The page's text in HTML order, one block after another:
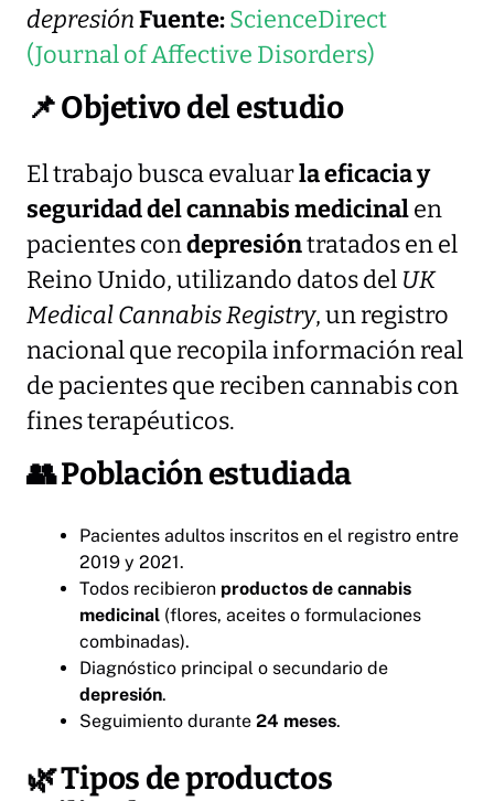
depresiónFuente:ScienceDirect
(Journal of Affective Disorders)
📌Objetivo del estudio
El trabajo busca evaluarla eficacia y
seguridad del cannabis medicinalen
pacientes condepresióntratados en el
Reino Unido, utilizando datos del UK
Medical Cannabis Registry, un registro
nacional que recopila información real
de pacientes que reciben cannabis con
fines terapéuticos.
👥Población estudiada
Pacientes adultos inscritos en el registro entre
2019 y 2021.
Todos recibieron productos de cannabis
medicinal (flores, aceites o formulaciones
combinadas).
Diagnóstico principal o secundario de
depresión.
Seguimiento durante 24 meses.
🌿Tipos de productos